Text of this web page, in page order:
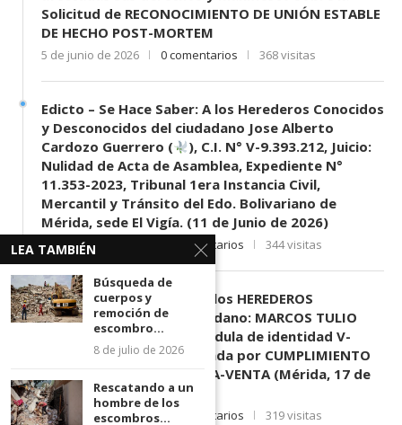
Solicitud de RECONOCIMIENTO DE UNIÓN ESTABLE
DE HECHO POST-MORTEM
5 de junio de 2026 0 comentarios 368 visitas
Edicto – Se Hace Saber: A los Herederos Conocidos
y Desconocidos del ciudadano Jose Alberto
Cardozo Guerrero (
), C.I. N° V-9.393.212, Juicio:
Nulidad de Acta de Asamblea, Expediente N°
11.353-2023, Tribunal 1era Instancia Civil,
Mercantil y Tránsito del Edo. Bolivariano de
Mérida, sede El Vigía. (11 de Junio de 2026)
11 de junio de 2026 0 comentarios 344 visitas
EDICTO SE HACE SABER: A los HEREDEROS
DESCONOCIDOS del ciudadano: MARCOS TULIO
MORENO HERRERA, (
) cédula de identidad V-
3.003.963, Parte demandada por CUMPLIMIENTO
DE CONTRATO DE COMPRA-VENTA (Mérida, 17 de
Junio de 2026)
17 de junio de 2026 0 comentarios 319 visitas
LEA TAMBIÉN
Búsqueda de
cuerpos y
remoción de
escombro...
8 de julio de 2026
Rescatando a un
hombre de los
escombros...